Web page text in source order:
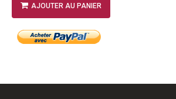
AJOUTER AU PANIER